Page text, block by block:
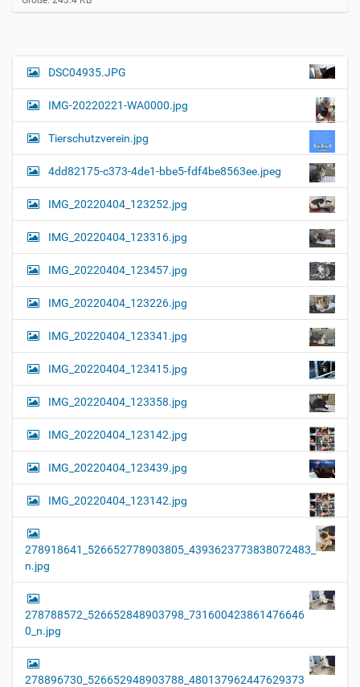
e
e
i
l
r
e
…
N
v
i
g
a
t
i
o
n
DSC04935.JPG
IMG-20220221-WA0000.jpg
Tierschutzverein.jpg
4dd82175-c373-4de1-bbe5-fdf4be8563ee.jpeg
IMG_20220404_123252.jpg
IMG_20220404_123316.jpg
IMG_20220404_123457.jpg
IMG_20220404_123226.jpg
IMG_20220404_123341.jpg
IMG_20220404_123415.jpg
IMG_20220404_123358.jpg
IMG_20220404_123142.jpg
IMG_20220404_123439.jpg
IMG_20220404_123142.jpg
278918641_526652778903805_4393623773838072483_
n.jpg
278788572_526652848903798_731600423861476646
0_n.jpg
278896730_526652948903788_480137962447629373